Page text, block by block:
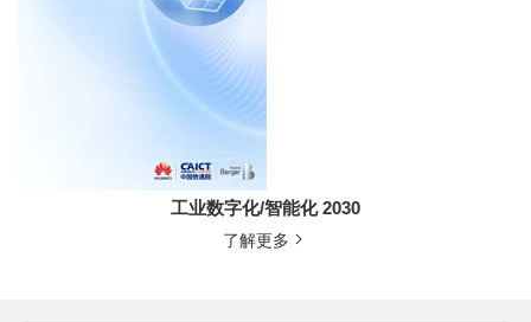
工业数字化/智能化 2030
了解更多